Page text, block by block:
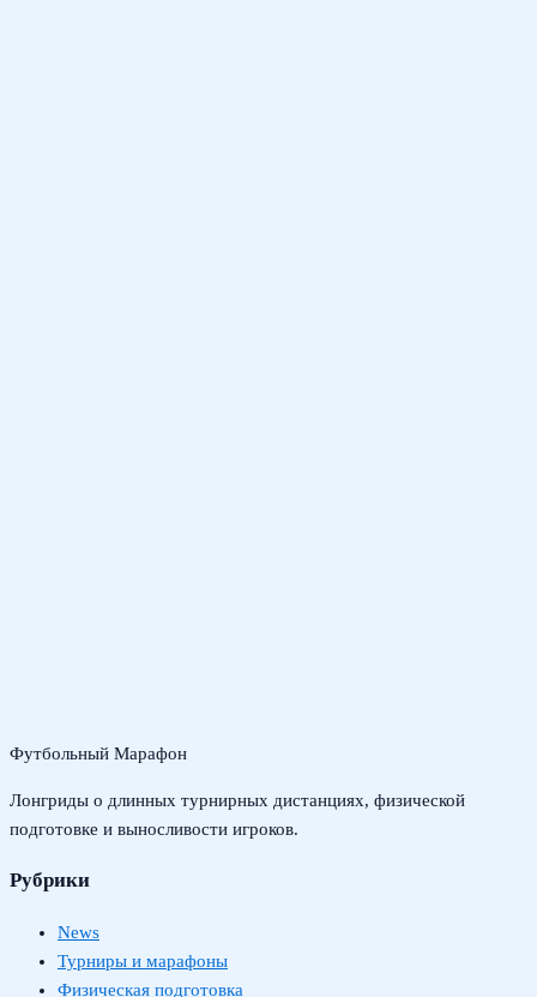
Футбольный Марафон
Лонгриды о длинных турнирных дистанциях, физической
подготовке и выносливости игроков.
Рубрики
News
Турниры и марафоны
Физическая подготовка